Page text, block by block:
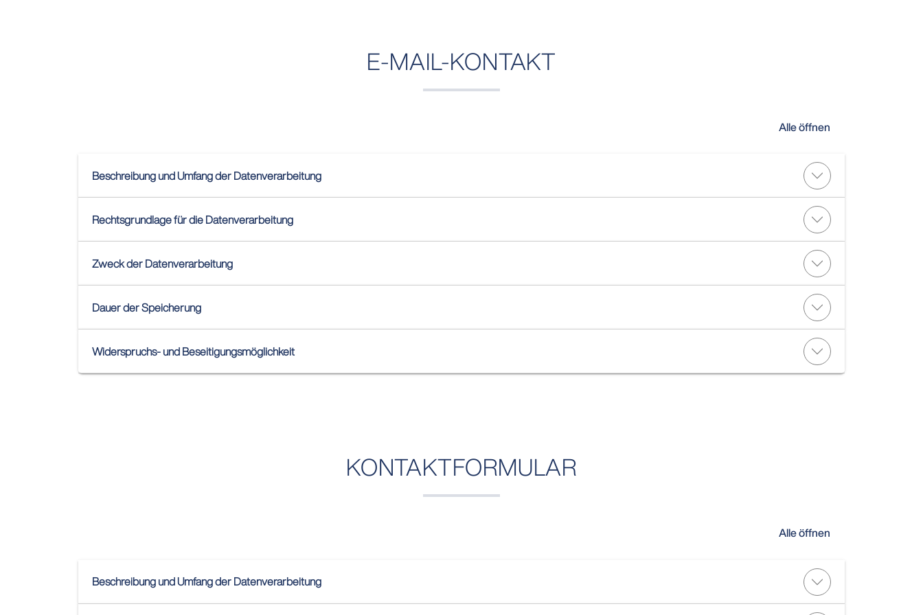
E-MAIL-KONTAKT
Alle öffnen
Beschreibung und Umfang der Datenverarbeitung
Rechtsgrundlage für die Datenverarbeitung
Zweck der Datenverarbeitung
Dauer der Speicherung
Widerspruchs- und Beseitigungsmöglichkeit
KONTAKTFORMULAR
Alle öffnen
Beschreibung und Umfang der Datenverarbeitung